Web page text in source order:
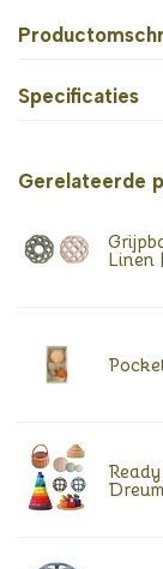
Specificaties
Gerelateerde
Linen